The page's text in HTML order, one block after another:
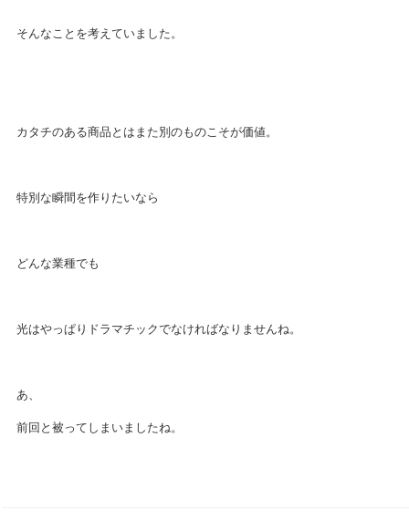
そんなことを考えていました。
カタチのある商品とはまた別のものこそが価値。
特別な瞬間を作りたいなら
どんな業種でも
光はやっぱりドラマチックでなければなりませんね。
あ、
前回と被ってしまいましたね。